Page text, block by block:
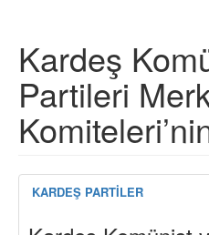
Kardeş
Partileri
KARDEŞ PARTİLER